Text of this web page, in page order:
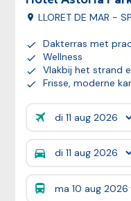
LLORET DE MAR -
Dakterras met
Wellness
Vlakbij het strand
Frisse, moderne
Prijzen:
Prijzen:
Prijzen: